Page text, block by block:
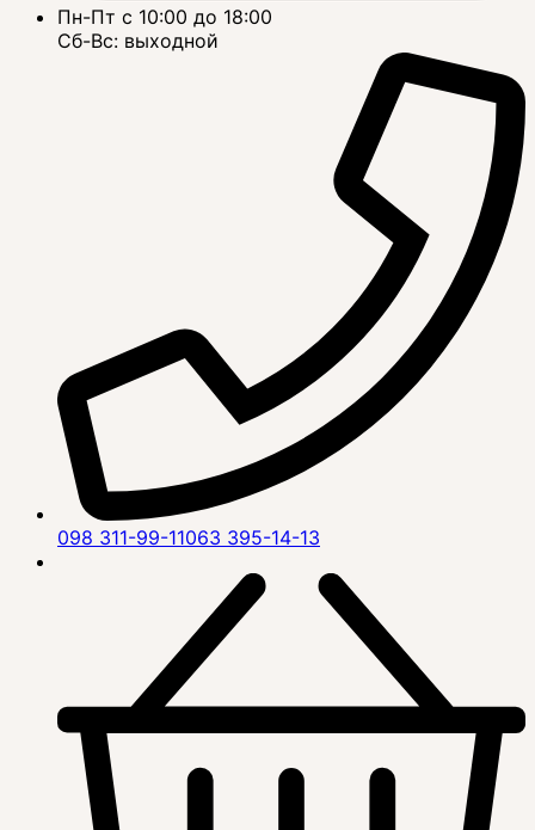
Пн-Пт с 10:00 до 18:00
Сб-Вс: выходной
098 311-99-11063 395-14-13